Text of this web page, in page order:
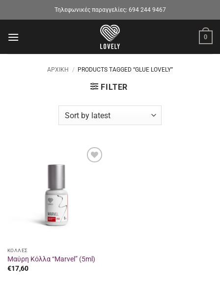
στο
Τηλεφωνικές παραγγελίες: 694 244 9467
0
ΑΡΧΙΚΉ / PRODUCTS TAGGED “GLUE LOVELY”
FILTER
ΚΟΛΛΕΣ
Μαύρη Κόλλα “Marvel” (5ml)
€17,60